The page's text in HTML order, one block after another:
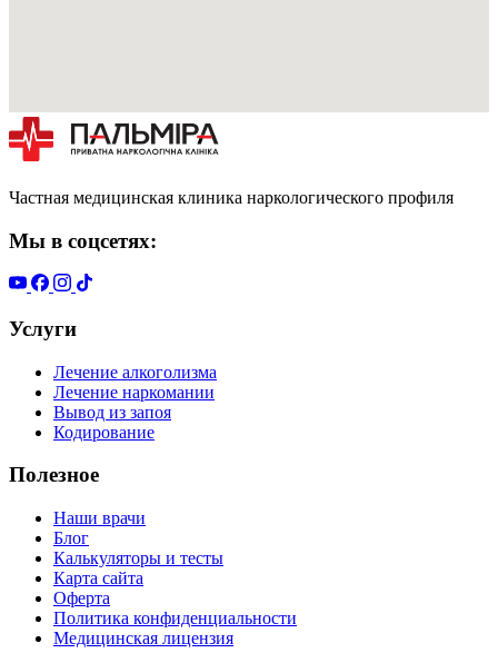
Частная медицинская клиника наркологического профиля
Мы в соцсетях:
Услуги
Лечение алкоголизма
Лечение наркомании
Вывод из запоя
Кодирование
Полезное
Наши врачи
Блог
Калькуляторы и тесты
Карта сайта
Оферта
Политика конфиденциальности
Медицинская лицензия